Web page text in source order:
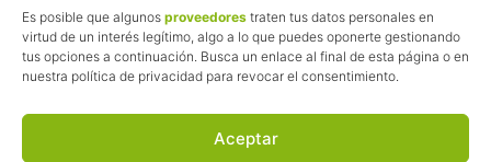
Es posible que algunos proveedores traten tus datos personales en
virtud de un interés legítimo, algo a lo que puedes oponerte gestionando
tus opciones a continuación. Busca un enlace al final de esta página o en
nuestra política de privacidad para revocar el consentimiento.
Aceptar
Cuando recomiendo algún producto, pongo enlaces a tiendas
online que utilizo y, por cada compra que realizas, me llevo
una comisión sin que a ti te cueste más dinero.
Esas comisiones me permiten seguir manteniendo esta web,
las inscripciones a muchas de las marchas para después